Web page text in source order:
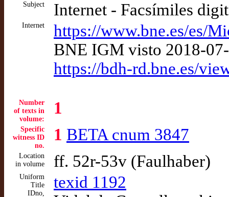
Subject Internet - Facsímiles
Internet
https://www.bne.es/es/
BNE IGM visto 2018-
https://bdh-rd.bne.es/
Number
of texts in
volume:
1
Specific
witness ID
no.
1 BETA cnum 3847
Location
in volume
ff. 52r-53v (Faulhaber)
Uniform
Title
IDno,
texid 1192